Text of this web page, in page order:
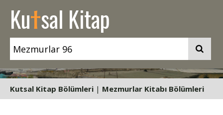
Kutsal Kitap
Kutsal Kitap Bölümleri | Mezmurlar Kitabı Bölümleri